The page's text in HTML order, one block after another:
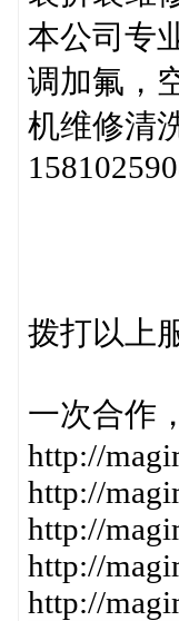
本公
调加氟，
机
全市
拨打以上
一次合作
http://
http://
http://
http://
http://